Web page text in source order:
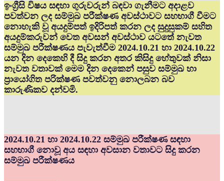
ඉංග්‍රීසි විෂය සඳහා ගුරුවරුන් බඳවා ගැනීමට අදාළව
පවත්වන ලද සම්මුඛ පරීක්ෂණ අවස්ථාවට සහභාගී වීමට
නොහැකි වූ අයදුම්පත් ඉදිරිපත් කරන ලද සුදුසුකම් සහිත
අයදුම්කරුවන් වෙත අවසන් අවස්ථාව යටතේ නැවත
සම්මුඛ පරීක්ෂණය පැවැත්වීම 2024.10.21 හා 2024.10.22
යන දින දෙකෙහි දී සිදු කරන අතර කිසිදු හේතුවක් නිසා
නැවත වතාවක් මෙම දින දෙකෙන් පසුව සම්මුඛ හා
ප්‍රායෝගිත පරික්ෂණ පවත්වනු නොලබන බව
කාරුණිකව දන්වමි.
2024.10.21 හා 2024.10.22 සම්මුඛ පරීක්ෂණ සඳහා
සහභාගී නොවූ අය සඳහා අවසාන වතාවට සිදු කරන
සම්මුඛ පරීක්ෂණය